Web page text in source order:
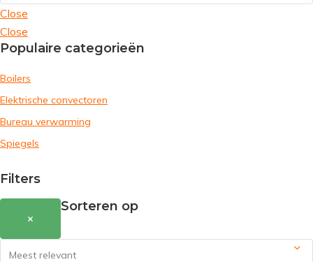
Close
Close
Populaire categorieën
Boilers
Elektrische convectoren
Bureau verwarming
Spiegels
Filters
×
Sorteren op